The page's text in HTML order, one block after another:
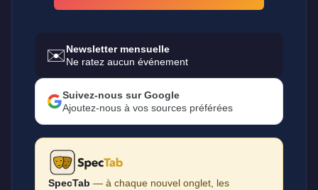
✉️Newsletter mensuelle
Ne ratez aucun événement
Suivez-nous sur Google
Ajoutez-nous à vos sources préférées
SpecTab — à chaque nouvel onglet, les